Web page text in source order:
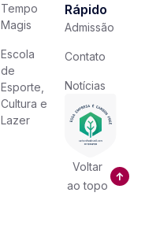
Tempo
Magis
Escola
de
Esporte,
Cultura e
Lazer
Rápido
Admissão
Contato
Notícias
Voltar
ao topo